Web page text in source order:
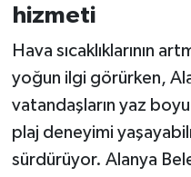
hizmeti
Hava sıcaklıklarının
yoğun ilgi görürken,
vatandaşların yaz
plaj deneyimi
sürdürüyor. Alanya